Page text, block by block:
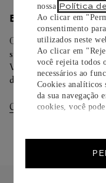
nossa Política
Ao clicar em
consentimento
utilizados neste
Ao clicar em
você rejeita todos
necessários ao
Cookies analíticos
da sua navegação
cookies, você
ENTREGA/
Oferecemos diferentes
sua preferência na
Você pode trocar ou
dias.
Consultar Entregas